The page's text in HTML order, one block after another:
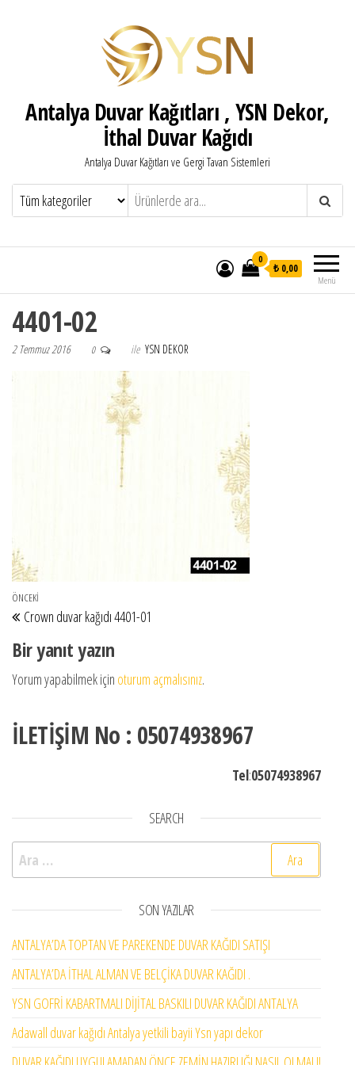
Antalya Duvar Kağıtları , YSN Dekor,
İthal Duvar Kağıdı
Antalya Duvar Kağıtları ve Gergi Tavan Sistemleri
Menü
0
₺ 0,00
4401-02
2 Temmuz 2016 0 ile YSN DEKOR
Yazı gezinmesi
Önceki Yazı
ÖNCEKI
Crown duvar kağıdı 4401-01
Bir yanıt yazın
Yorum yapabilmek için oturum açmalısınız.
İLETİŞİM No : 05074938967
Tel:05074938967
SEARCH
Arama:
SON YAZILAR
ANTALYA’DA TOPTAN VE PAREKENDE DUVAR KAĞIDI SATIŞI
ANTALYA’DA İTHAL ALMAN VE BELÇİKA DUVAR KAĞIDI .
YSN GOFRİ KABARTMALI DİJİTAL BASKILI DUVAR KAĞIDI ANTALYA
Adawall duvar kağıdı Antalya yetkili bayii Ysn yapı dekor